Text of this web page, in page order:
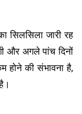
सिलसिला जारी रह
और अगले पांच दिनों
होने की संभावना है,